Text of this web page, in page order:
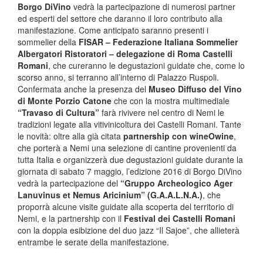
Borgo DiVino vedrà la partecipazione di numerosi partner
ed esperti del settore che daranno il loro contributo alla
manifestazione. Come anticipato saranno presenti i
sommelier della FISAR – Federazione Italiana Sommelier
Albergatori Ristoratori – delegazione di Roma Castelli
Romani, che cureranno le degustazioni guidate che, come lo
scorso anno, si terranno all’interno di Palazzo Ruspoli.
Confermata anche la presenza del Museo Diffuso del Vino
di Monte Porzio Catone che con la mostra multimediale
“Travaso di Cultura” farà rivivere nel centro di Nemi le
tradizioni legate alla vitivinicoltura dei Castelli Romani. Tante
le novità: oltre alla già citata partnership con wineOwine,
che porterà a Nemi una selezione di cantine provenienti da
tutta Italia e organizzerà due degustazioni guidate durante la
giornata di sabato 7 maggio, l’edizione 2016 di Borgo DiVino
vedrà la partecipazione del “Gruppo Archeologico Ager
Lanuvinus et Nemus Aricinium” (G.A.A.L.N.A.), che
proporrà alcune visite guidate alla scoperta del territorio di
Nemi, e la partnership con il Festival dei Castelli Romani
con la doppia esibizione del duo jazz “Il Sajoe”, che allieterà
entrambe le serate della manifestazione.